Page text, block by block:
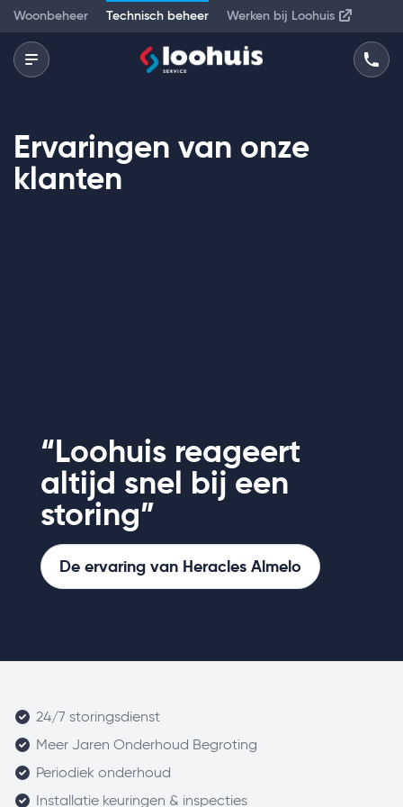
Woonbeheer Technisch beheer Werken bij Loohuis
Ervaringen van onze
klanten
“Loohuis reageert
altijd snel bij een
storing”
De ervaring van Heracles Almelo
24/7 storingsdienst
Meer Jaren Onderhoud Begroting
Periodiek onderhoud
Installatie keuringen & inspecties